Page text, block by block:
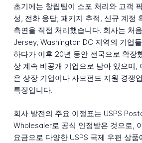
초기에는 창립팀이 소포 처리와 고객
성, 전화 응답, 패키지 추적, 신규 계정
측면을 직접 처리했습니다. 회사는 처
Jersey, Washington DC 지역의 기업
하다가 이후 20년 동안 전국으로 확장
상 계속 비공개 기업으로 남아 있으며,
은 상장 기업이나 사모펀드 지원 경쟁
특징입니다.
회사 발전의 주요 이정표는 USPS
Wholesaler로 공식 인정받은 것으로,
요금으로 다양한 USPS 국제 우편 상